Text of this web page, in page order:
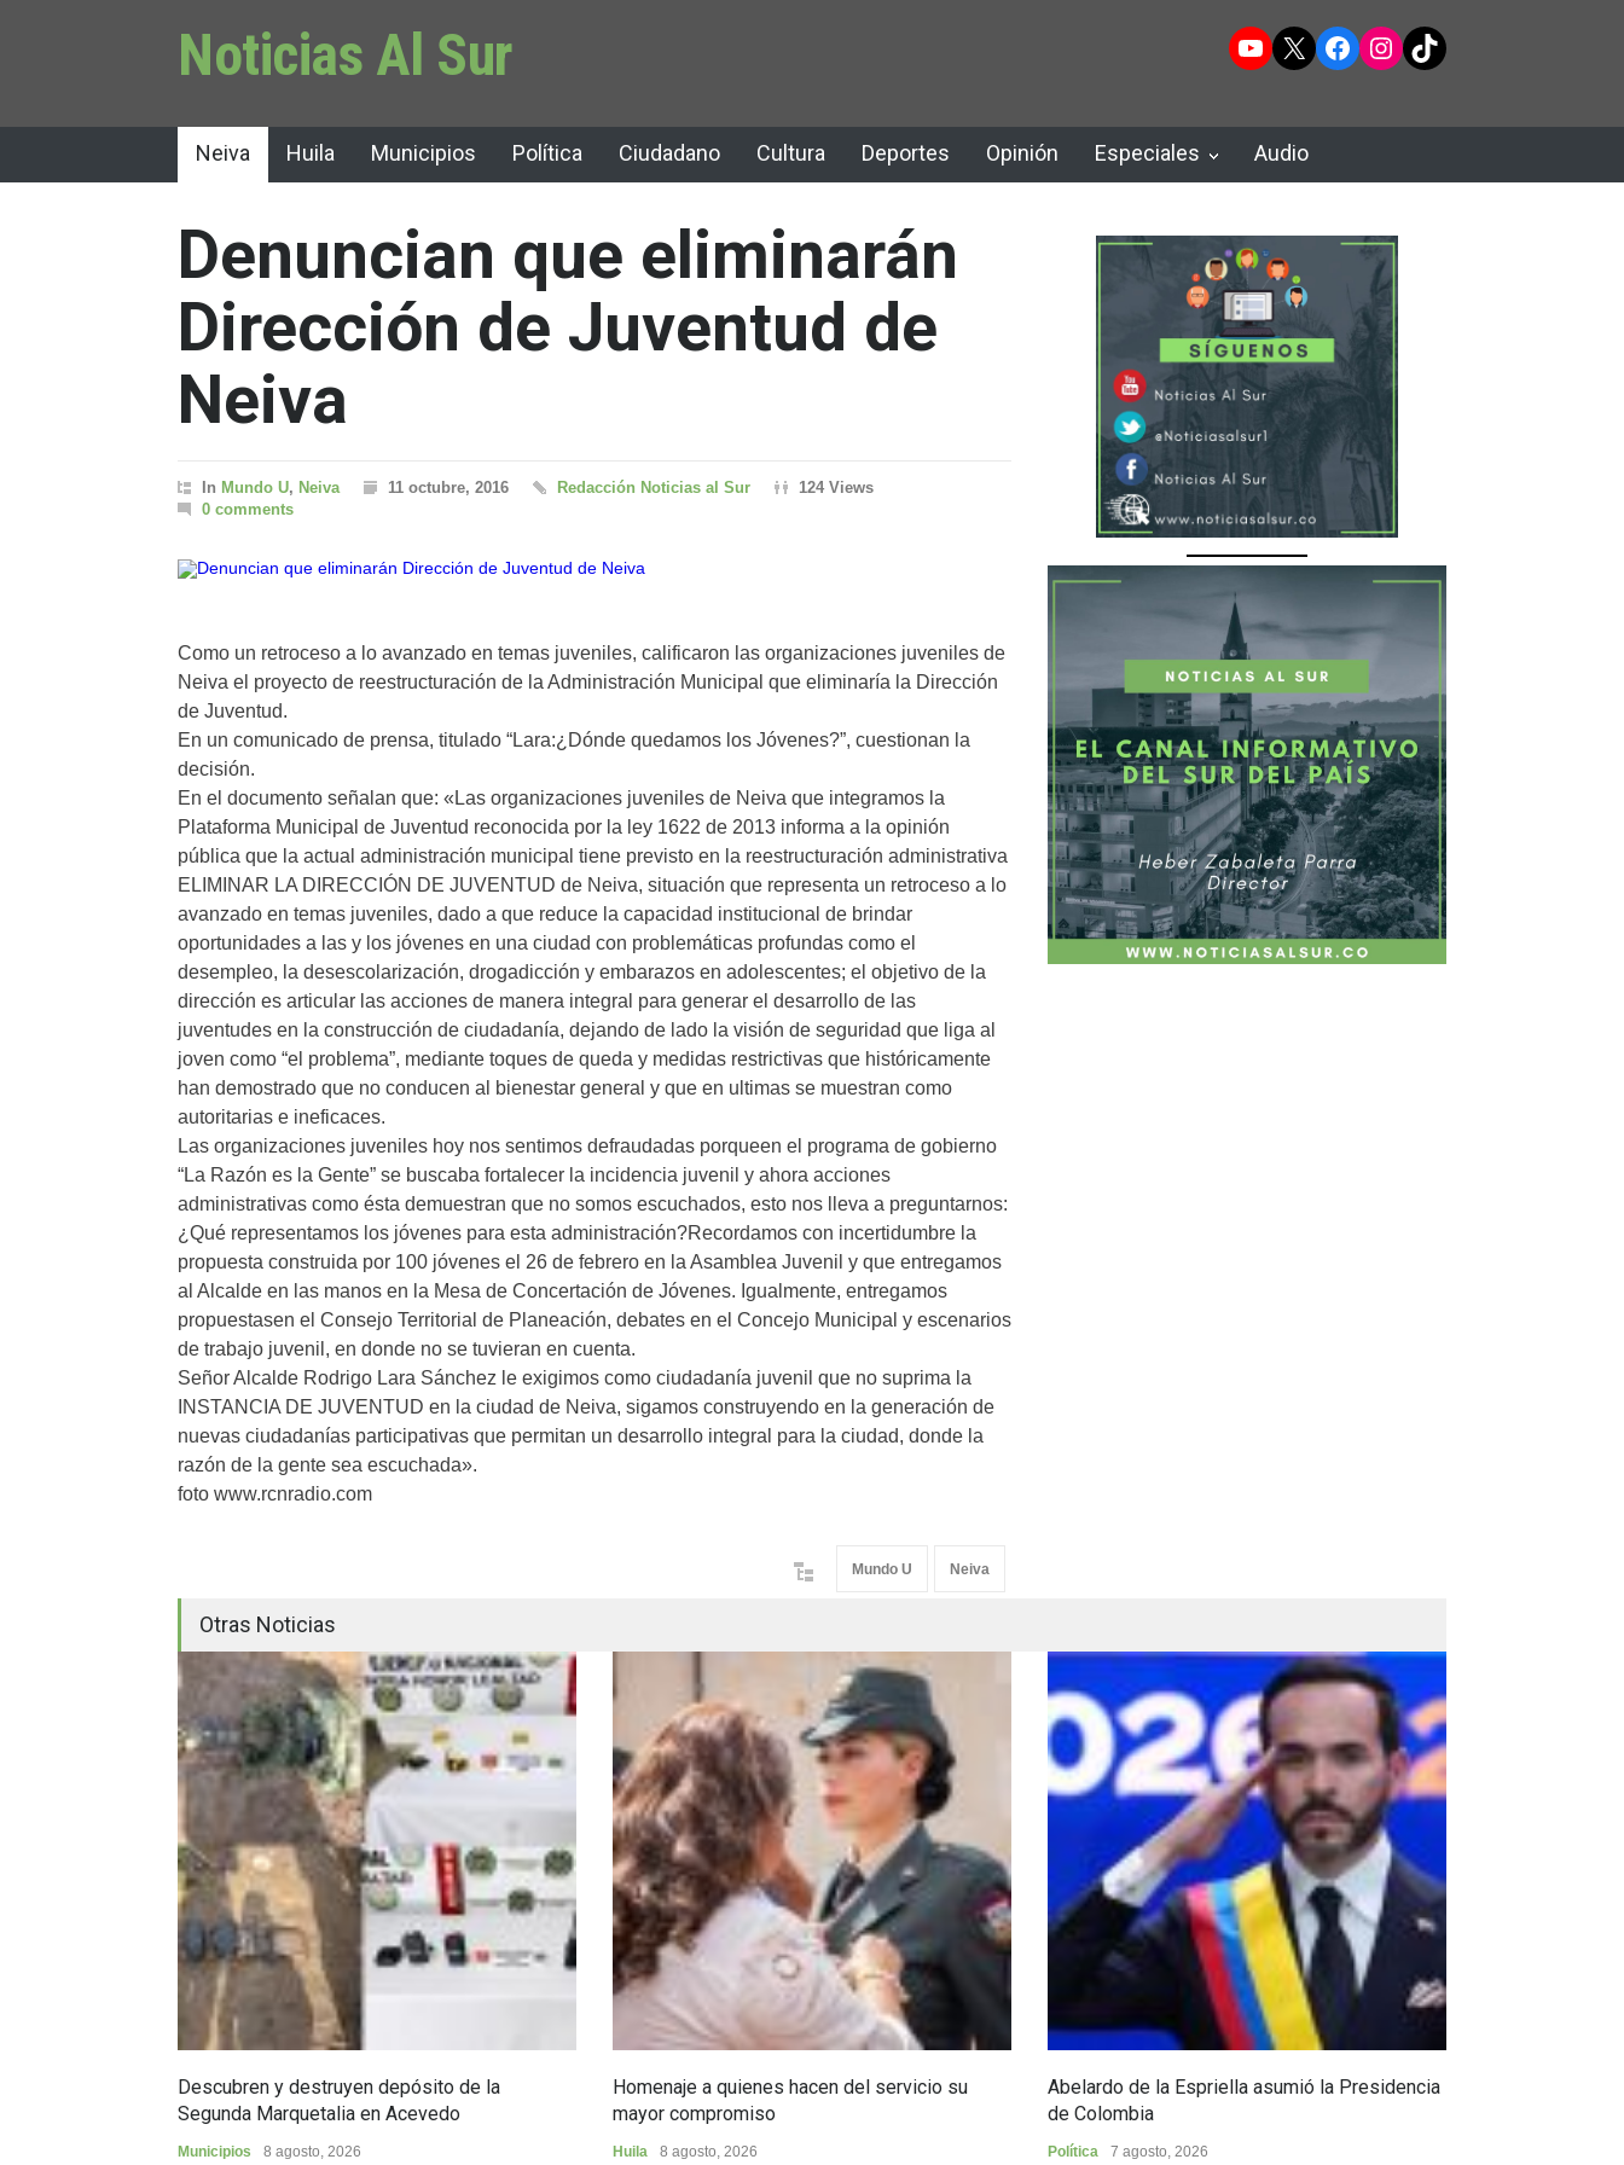
Noticias Al Sur YouTube
X Facebook
Instagram
TikTok
Neiva Huila Municipios Política Ciudadano Cultura Deportes Opinión Especiales Audio
Denuncian que eliminarán
Dirección de Juventud de
Neiva
In Mundo U, Neiva 11 octubre, 2016 Redacción Noticias al Sur
124 Views
0 comments
Como un retroceso a lo avanzado en temas juveniles, calificaron las organizaciones juveniles de
Neiva el proyecto de reestructuración de la Administración Municipal que eliminaría la Dirección
de Juventud.
En un comunicado de prensa, titulado “Lara:¿Dónde quedamos los Jóvenes?”, cuestionan la
decisión.
En el documento señalan que: «Las organizaciones juveniles de Neiva que integramos la
Plataforma Municipal de Juventud reconocida por la ley 1622 de 2013 informa a la opinión
pública que la actual administración municipal tiene previsto en la reestructuración administrativa
ELIMINAR LA DIRECCIÓN DE JUVENTUD de Neiva, situación que representa un retroceso a lo
avanzado en temas juveniles, dado a que reduce la capacidad institucional de brindar
oportunidades a las y los jóvenes en una ciudad con problemáticas profundas como el
desempleo, la desescolarización, drogadicción y embarazos en adolescentes; el objetivo de la
dirección es articular las acciones de manera integral para generar el desarrollo de las
juventudes en la construcción de ciudadanía, dejando de lado la visión de seguridad que liga al
joven como “el problema”, mediante toques de queda y medidas restrictivas que históricamente
han demostrado que no conducen al bienestar general y que en ultimas se muestran como
autoritarias e ineficaces.
Las organizaciones juveniles hoy nos sentimos defraudadas porqueen el programa de gobierno
“La Razón es la Gente” se buscaba fortalecer la incidencia juvenil y ahora acciones
administrativas como ésta demuestran que no somos escuchados, esto nos lleva a preguntarnos:
¿Qué representamos los jóvenes para esta administración?Recordamos con incertidumbre la
propuesta construida por 100 jóvenes el 26 de febrero en la Asamblea Juvenil y que entregamos
al Alcalde en las manos en la Mesa de Concertación de Jóvenes. Igualmente, entregamos
propuestasen el Consejo Territorial de Planeación, debates en el Concejo Municipal y escenarios
de trabajo juvenil, en donde no se tuvieran en cuenta.
Señor Alcalde Rodrigo Lara Sánchez le exigimos como ciudadanía juvenil que no suprima la
INSTANCIA DE JUVENTUD en la ciudad de Neiva, sigamos construyendo en la generación de
nuevas ciudadanías participativas que permitan un desarrollo integral para la ciudad, donde la
razón de la gente sea escuchada».
foto www.rcnradio.com
Mundo U Neiva
Otras Noticias
Descubren y destruyen depósito de la
Segunda Marquetalia en Acevedo
Municipios 8 agosto, 2026
Homenaje a quienes hacen del servicio su
mayor compromiso
Huila 8 agosto, 2026
Abelardo de la Espriella asumió la Presidencia
de Colombia
Política 7 agosto, 2026